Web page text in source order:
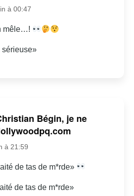
à 00:47
mêle…!
sérieuse»
Bégin, je ne
à 21:59
de tas de m*rde»
de tas de m*rde»